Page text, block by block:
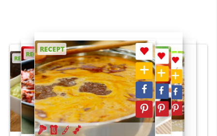
RECEPT
RECEPT
RECEPT
RECEPT
RECEPT